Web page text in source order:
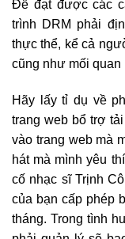
Để đạt được các
trình DRM phải
thực thể, kể cả
cũng như mối quan
Hãy lấy tỉ dụ về
trang web bổ trợ
vào trang web mà
hát mà mình yêu
cố nhạc sĩ Trịnh
của bạn cấp phép
tháng. Trong tình